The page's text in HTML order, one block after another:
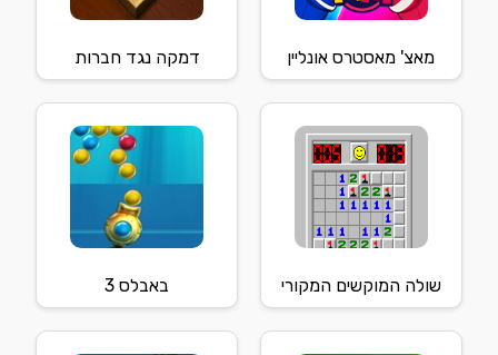
מאצ' מאסטרס אונליין דמקה נגד חברות
שולה המוקשים המקורי באבלס 3